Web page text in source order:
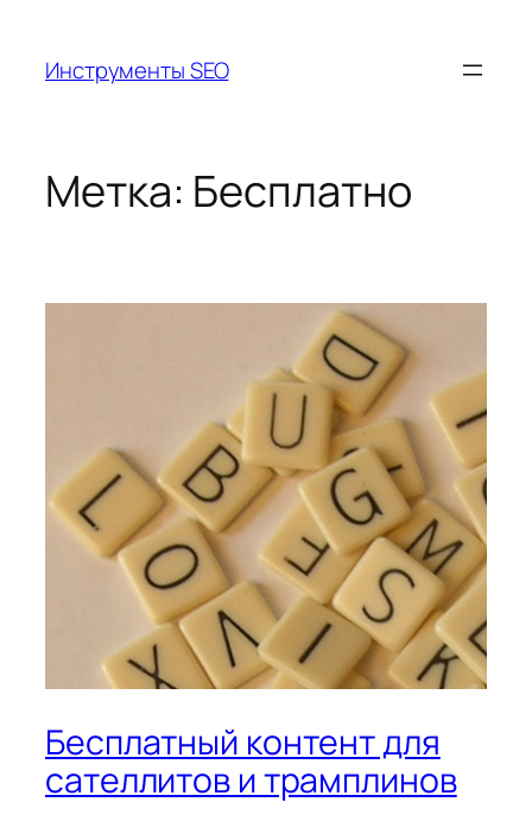
содержимому
Инструменты SEO
Метка: Бесплатно
Бесплатный контент для
сателлитов и трамплинов